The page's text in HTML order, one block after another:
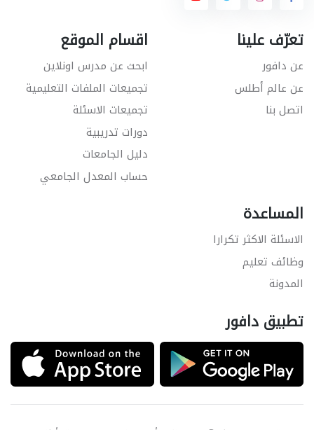
تعرّف علينا
عن دافور
عن عالم أطلس
اتصل بنا
اقسام الموقع
ابحث عن مدرس اونلاين
تجميعات الملفات التعليمية
تجميعات الاسئلة
دورات تدريبية
دليل الجامعات
حساب المعدل الجامعي
المساعدة
الاسئلة الاكثر تكرارا
وظائف تعليم
المدونة
تطبيق دافور